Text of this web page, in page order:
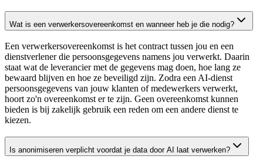
Wat is een verwerkersovereenkomst en wanneer heb je die nodig?
Een verwerkersovereenkomst is het contract tussen jou en een
dienstverlener die persoonsgegevens namens jou verwerkt. Daarin
staat wat de leverancier met de gegevens mag doen, hoe lang ze
bewaard blijven en hoe ze beveiligd zijn. Zodra een AI-dienst
persoonsgegevens van jouw klanten of medewerkers verwerkt,
hoort zo'n overeenkomst er te zijn. Geen overeenkomst kunnen
bieden is bij zakelijk gebruik een reden om een andere dienst te
kiezen.
Is anonimiseren verplicht voordat je data door AI laat verwerken?